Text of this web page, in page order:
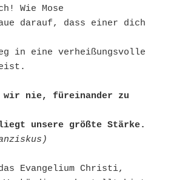
Wie Mose
darauf, dass einer dich
in eine verheißungsvolle
wir nie, füreinander zu
unsere größte Stärke.
Evangelium Christi,